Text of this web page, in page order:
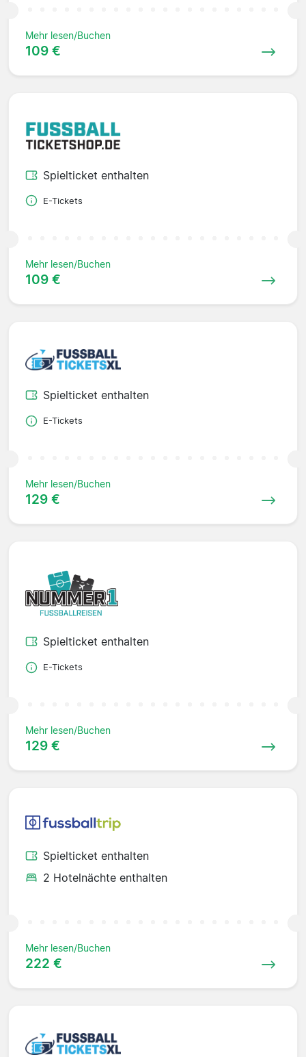
Mehr lesen/Buchen
109 €
Spielticket enthalten
E-Tickets
Mehr lesen/Buchen
109 €
Spielticket enthalten
E-Tickets
Mehr lesen/Buchen
129 €
Spielticket enthalten
E-Tickets
Mehr lesen/Buchen
129 €
Spielticket enthalten
2 Hotelnächte enthalten
Mehr lesen/Buchen
222 €